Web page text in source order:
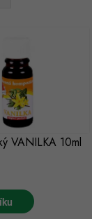
VANILKA 10ml